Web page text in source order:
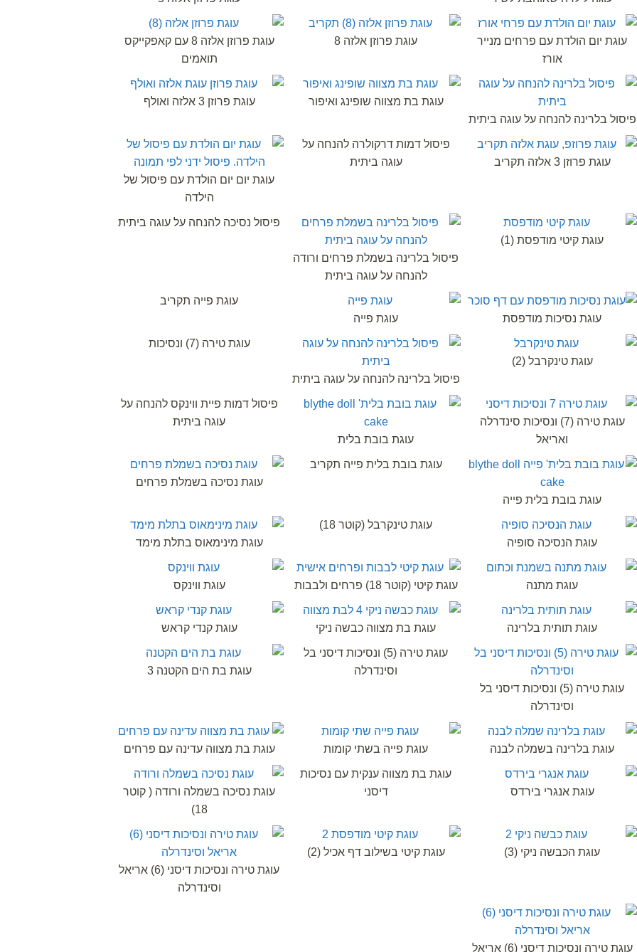
עוגת יום הולדת עם פרחים מנייר
אורז
עוגת פרוזן אלזה 8
עוגת פרוזן אלזה 8 עם קאפקייקס
תואמים
פיסול בלרינה להנחה על עוגה ביתית
עוגת בת מצווה שופינג ואיפור עוגת פרוזן 3 אלזה ואולף
עוגת פרוזן 3 אלזה תקריב
פיסול דמות דרקולרה להנחה על
עוגה ביתית
עוגת יום יום הולדת עם פיסול של
הילדה
עוגת קיטי מודפסת (1)
פיסול בלרינה בשמלת פרחים ורודה
להנחה על עוגה ביתית
פיסול נסיכה להנחה על עוגה ביתית
עוגת נסיכות מודפסת עוגת פייה
עוגת פייה תקריב
עוגת טינקרבל (2)
פיסול בלרינה להנחה על עוגה ביתית
עוגת טירה (7) ונסיכות
עוגת טירה (7) ונסיכות סינדרלה
ואריאל
עוגת בובת בלית
פיסול דמות פיית ווינקס להנחה על
עוגה ביתית
עוגת בובת בלית פייה
עוגת בובת בלית פייה תקריב
עוגת נסיכה בשמלת פרחים
עוגת הנסיכה סופיה
עוגת טינקרבל (קוטר 18)
עוגת מינימאוס בתלת מימד
עוגת מתנה עוגת קיטי (קוטר 18) פרחים ולבבות עוגת ווינקס
עוגת תותית בלרינה עוגת בת מצווה כבשה ניקי עוגת קנדי קראש
עוגת טירה (5) ונסיכות דיסני בל
וסינדרלה
עוגת טירה (5) ונסיכות דיסני בל
וסינדרלה
עוגת בת הים הקטנה 3
עוגת בלרינה בשמלה לבנה עוגת פייה בשתי קומות עוגת בת מצווה עדינה עם פרחים
עוגת אנגרי בירדס
עוגת בת מצווה ענקית עם נסיכות
דיסני
עוגת נסיכה בשמלה ורודה ( קוטר
18)
עוגת הכבשה ניקי (3)
עוגת קיטי בשילוב דף אכיל (2)
עוגת טירה ונסיכות דיסני (6) אריאל
וסינדרלה
עוגת טירה ונסיכות דיסני (6) אריאל